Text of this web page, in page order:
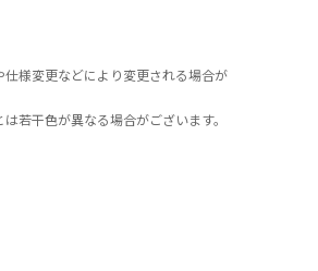
様変更などにより変更される場合が
若干色が異なる場合がございます。